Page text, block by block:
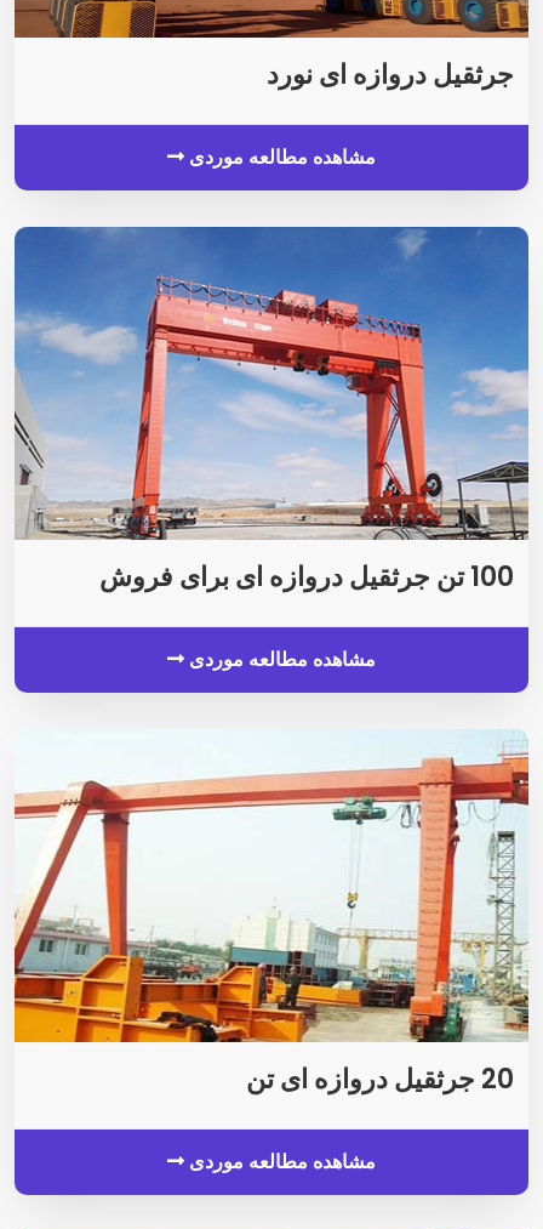
جرثقیل دروازه ای نورد
مشاهده مطالعه موردی
100 تن جرثقیل دروازه ای برای فروش
مشاهده مطالعه موردی
20 جرثقیل دروازه ای تن
مشاهده مطالعه موردی